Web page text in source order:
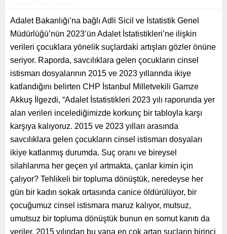
Adalet Bakanlığı’na bağlı Adli Sicil ve İstatistik Genel
Müdürlüğü’nün 2023’ün Adalet İstatistikleri’ne ilişkin
verileri çocuklara yönelik suçlardaki artışları gözler önüne
seriyor. Raporda, savcılıklara gelen çocukların cinsel
istismarı dosyalarının 2015 ve 2023 yıllarında ikiye
katlandığını belirten CHP İstanbul Milletvekili Gamze
Akkuş İlgezdi, “Adalet İstatistikleri 2023 yılı raporunda yer
alan verileri incelediğimizde korkunç bir tabloyla karşı
karşıya kalıyoruz. 2015 ve 2023 yılları arasında
savcılıklara gelen çocukların cinsel istismarı dosyaları
ikiye katlanmış durumda. Suç oranı ve bireysel
silahlanma her geçen yıl artmakta, çanlar kimin için
çalıyor? Tehlikeli bir topluma dönüştük, neredeyse her
gün bir kadın sokak ortasında canice öldürülüyor, bir
çocuğumuz cinsel istismara maruz kalıyor, mutsuz,
umutsuz bir topluma dönüştük bunun en somut kanıtı da
veriler. 2015 yılından bu yana en çok artan suçların birinci